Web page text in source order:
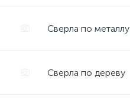
Сверла по металлу
Сверла по дереву